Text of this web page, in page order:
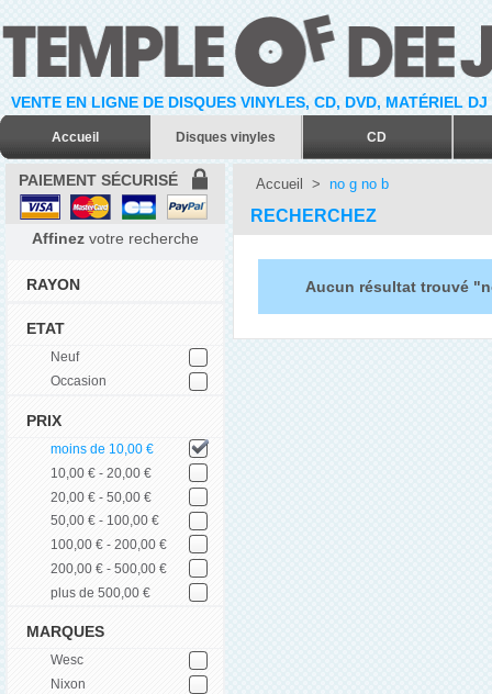
VENTE EN LIGNE DE DISQUES VINYLES, CD, DVD, MATÉRIEL
Accueil Disques vinyles CD
PAIEMENT SÉCURISÉ
Affinez votre recherche
RAYON
ETAT
Neuf
Occasion
PRIX
moins de 10,00 €
10,00 € - 20,00 €
20,00 € - 50,00 €
50,00 € - 100,00 €
100,00 € - 200,00 €
200,00 € - 500,00 €
plus de 500,00 €
MARQUES
Wesc
Nixon
Accueil > no g no b
RECHERCHEZ
Aucun résultat trouvé